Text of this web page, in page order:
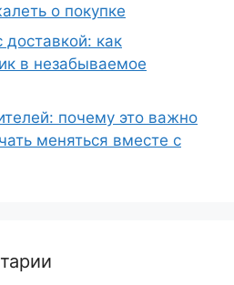
о покупке
как
в незабываемое
почему это важно
меняться вместе с